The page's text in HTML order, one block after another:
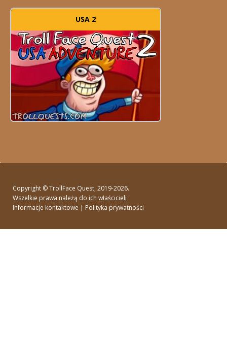
USA 2
Copyright ©TrollFace Quest, 2019-2026.
Wszelkie prawa należą do ich właścicieli
Informacje kontaktowe | Polityka prywatności